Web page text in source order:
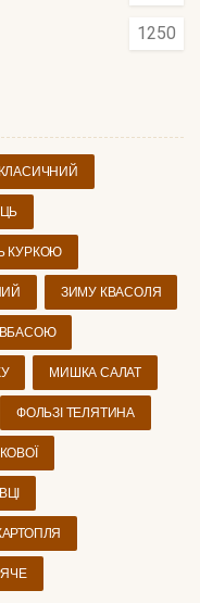
1250
КУРКОЮ
ЗИМУ КВАСОЛЯ
МИШКА САЛАТ
ФОЛЬЗІ ТЕЛЯТИНА